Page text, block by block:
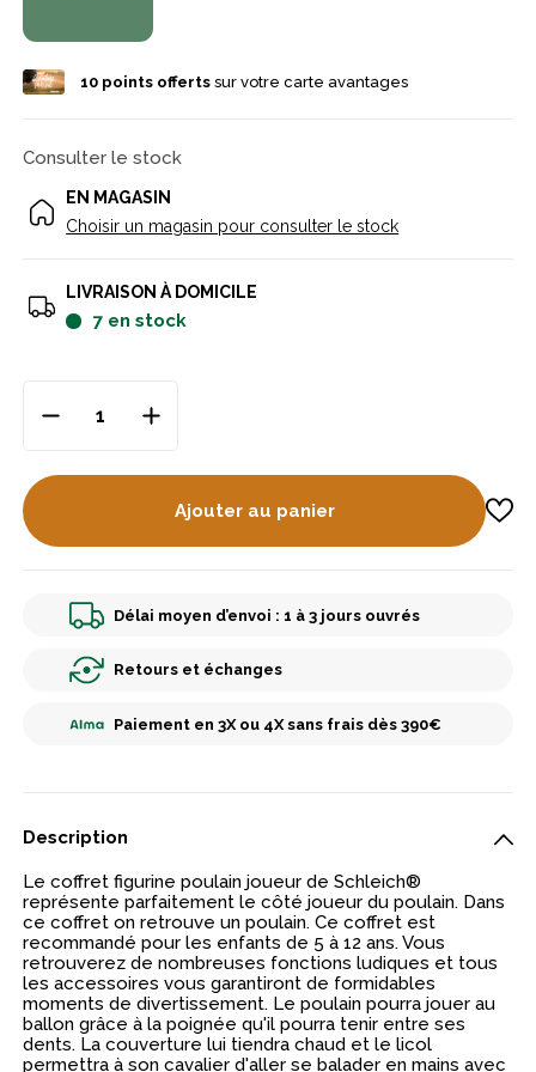
10points offertssur votre carte avantages
Consulter le stock
EN MAGASIN
Choisir un magasin pour consulter le stock
LIVRAISON À DOMICILE
7 en stock
Ajouter au panier
Délai moyen d’envoi : 1 à 3 jours ouvrés
Retours et échanges
Paiement en 3X ou 4X sans frais dès 390€
Description
Le coffret figurine poulain joueur de Schleich®
représente parfaitement le côté joueur du poulain. Dans
ce coffret on retrouve un poulain. Ce coffret est
recommandé pour les enfants de 5 à 12 ans. Vous
retrouverez de nombreuses fonctions ludiques et tous
les accessoires vous garantiront de formidables
moments de divertissement. Le poulain pourra jouer au
ballon grâce à la poignée qu'il pourra tenir entre ses
dents. La couverture lui tiendra chaud et le licol
permettra à son cavalier d'aller se balader en mains avec